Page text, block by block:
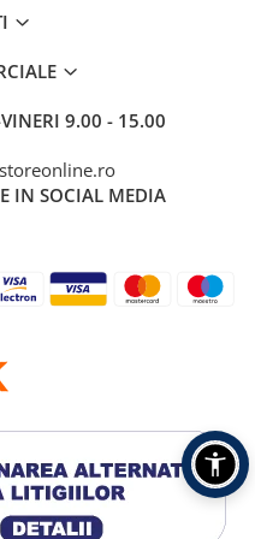
- clătiți pur și simplu
l cu o cârpă umedă.
și uscată. Nu
9.00 - 15.00
IN SOCIAL MEDIA